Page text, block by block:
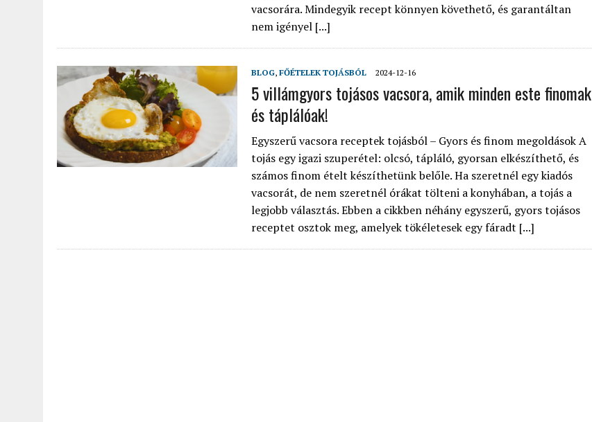
vacsorára. Mindegyik recept könnyen követhető, és garantáltan
nem igényel [...]
BLOG, FŐÉTELEK TOJÁSBÓL 2024-12-16
5 villámgyors tojásos vacsora, amik minden este finomak
és táplálóak!
Egyszerű vacsora receptek tojásból – Gyors és finom megoldások A
tojás egy igazi szuperétel: olcsó, tápláló, gyorsan elkészíthető, és
számos finom ételt készíthetünk belőle. Ha szeretnél egy kiadós
vacsorát, de nem szeretnél órákat tölteni a konyhában, a tojás a
legjobb választás. Ebben a cikkben néhány egyszerű, gyors tojásos
receptet osztok meg, amelyek tökéletesek egy fáradt [...]